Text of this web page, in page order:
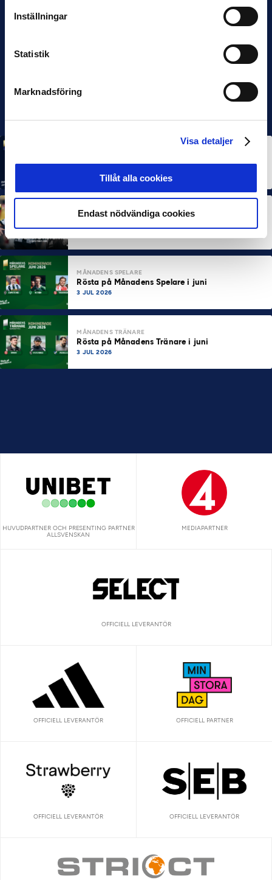
Inställningar
Statistik
Marknadsföring
Visa detaljer
Tillåt alla cookies
Endast nödvändiga cookies
Rösta på Månadens Spelare & Tränare i juli
MÅNADENS SPELARE MÅNADENS TRÄNARE
MÅNADENS SPELARE
Rösta på Månadens Spelare i juni
3 JUL 2026
MÅNADENS TRÄNARE
Rösta på Månadens Tränare i juni
3 JUL 2026
HUVUDPARTNER OCH PRESENTING PARTNER
ALLSVENSKAN
MEDIAPARTNER
OFFICIELL LEVERANTÖR
OFFICIELL LEVERANTÖR OFFICIELL PARTNER
OFFICIELL LEVERANTÖR OFFICIELL LEVERANTÖR